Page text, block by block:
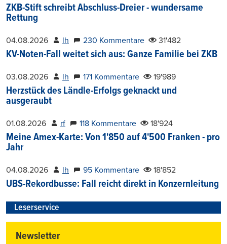
ZKB-Stift schreibt Abschluss-Dreier - wundersame
Rettung
04.08.2026 lh 230 Kommentare 31'482
KV-Noten-Fall weitet sich aus: Ganze Familie bei ZKB
03.08.2026 lh 171 Kommentare 19'989
Herzstück des Ländle-Erfolgs geknackt und
ausgeraubt
01.08.2026 rf 118 Kommentare 18'924
Meine Amex-Karte: Von 1'850 auf 4'500 Franken - pro
Jahr
04.08.2026 lh 95 Kommentare 18'852
UBS-Rekordbusse: Fall reicht direkt in Konzernleitung
Leserservice
Newsletter